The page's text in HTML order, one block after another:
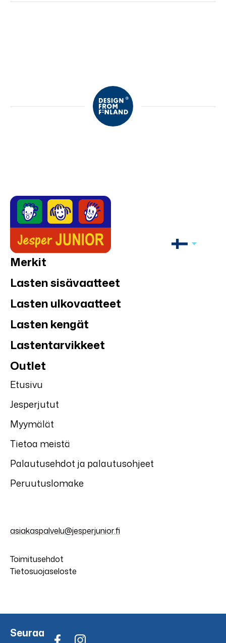
Merkit
Lasten sisävaatteet
Lasten ulkovaatteet
Lasten kengät
Lastentarvikkeet
Outlet
Etusivu
Jesperjutut
Myymälät
Tietoa meistä
Palautusehdot ja palautusohjeet
Peruutuslomake
asiakaspalvelu@jesperjunior.fi
Toimitusehdot
Tietosuojaseloste
Seuraa